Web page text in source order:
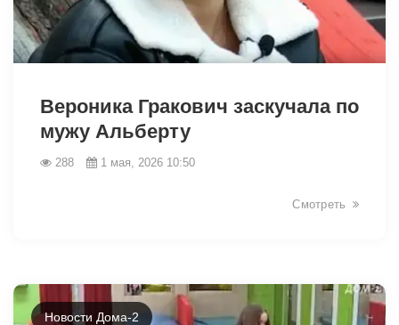
Вероника Гракович заскучала по
мужу Альберту
288 1 мая, 2026 10:50
Смотреть
Новости Дома-2